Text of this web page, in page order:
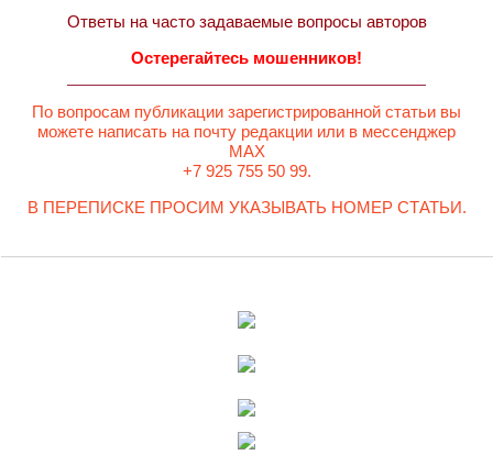
Ответы на часто задаваемые вопросы авторов
Остерегайтесь мошенников!
По вопросам публикации зарегистрированной статьи вы
можете написать на почту редакции или в мессенджер
MAX
+7 925 755 50 99.
В ПЕРЕПИСКЕ ПРОСИМ УКАЗЫВАТЬ НОМЕР СТАТЬИ.